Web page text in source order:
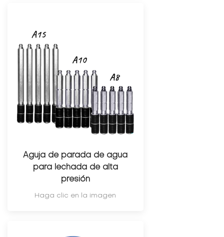
Aguja de parada de agua
para lechada de alta
presión
Haga clic en la imagen